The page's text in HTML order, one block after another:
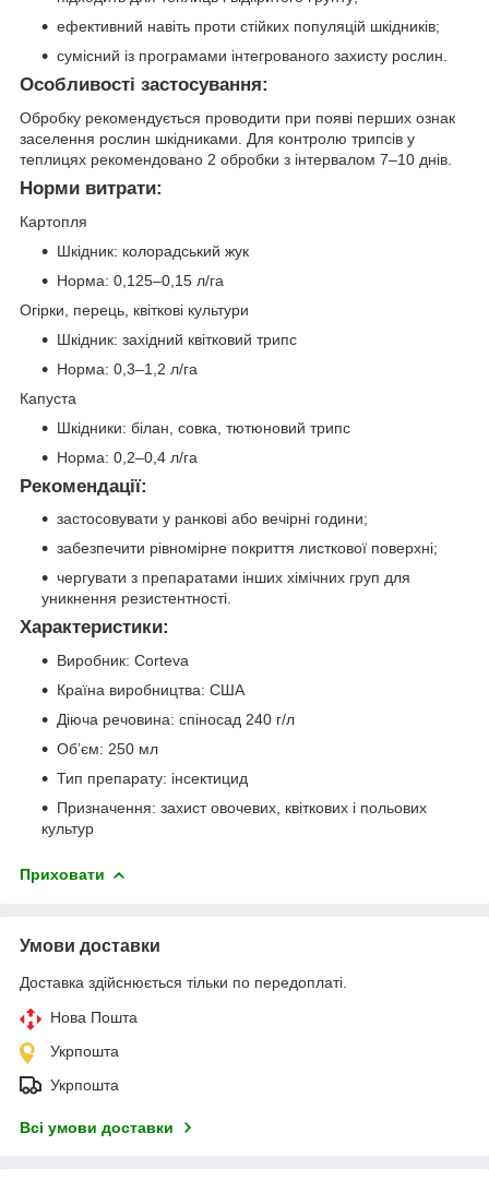
ефективний навіть проти стійких популяцій шкідників;
сумісний із програмами інтегрованого захисту рослин.
Особливості застосування:
Обробку рекомендується проводити при появі перших ознак
заселення рослин шкідниками. Для контролю трипсів у
теплицях рекомендовано 2 обробки з інтервалом 7–10 днів.
Норми витрати:
Картопля
Шкідник: колорадський жук
Норма: 0,125–0,15 л/га
Огірки, перець, квіткові культури
Шкідник: західний квітковий трипс
Норма: 0,3–1,2 л/га
Капуста
Шкідники: білан, совка, тютюновий трипс
Норма: 0,2–0,4 л/га
Рекомендації:
застосовувати у ранкові або вечірні години;
забезпечити рівномірне покриття листкової поверхні;
чергувати з препаратами інших хімічних груп для
уникнення резистентності.
Характеристики:
Виробник: Corteva
Країна виробництва: США
Діюча речовина: спіносад 240 г/л
Об’єм: 250 мл
Тип препарату: інсектицид
Призначення: захист овочевих, квіткових і польових
культур
Приховати
Умови доставки
Доставка здійснюється тільки по передоплаті.
Нова Пошта
Укрпошта
Укрпошта
Всі умови доставки